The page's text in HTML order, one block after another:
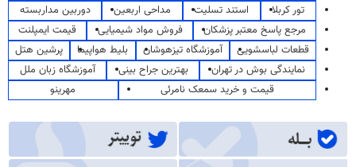
تور کربلا
استند تسلیت مداحی اربعین
دوربین مداربسته
مرجع پاسخ معتبر پزشکان
فروش مواد شیمیایی
قیمت ایمپلنت
قطعات لباسشویی
آموزشگاه تیزهوشان بلیط هواپیما
پرشین هتل
نمایندگی بوش در تهران
بهترین جراح بینی
آموزشگاه زبان ملل
قیمت و خرید سمعک نامرئی
مهرینو